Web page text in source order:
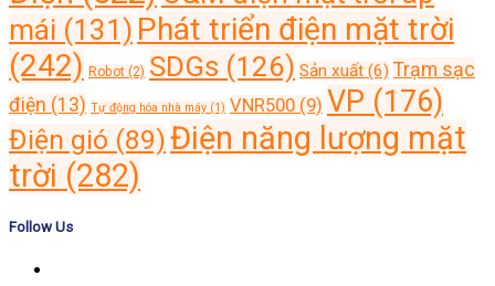
mái (131) Phát triển điện mặt trời
(242) Robot (2) SDGs (126) Sản xuất (6) Trạm sạc
điện (13) Tự động hóa nhà máy (1) VNR500 (9) VP (176)
Điện gió (89)Điện năng lượng mặt
trời (282)
Follow Us